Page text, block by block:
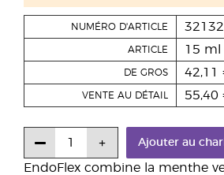
EndoFlex combine la menthe
NUMÉRO D'ARTICLE 32132
ARTICLE 15 ml
DE GROS 42,11
VENTE AU DÉTAIL 55,40
Ajouter au